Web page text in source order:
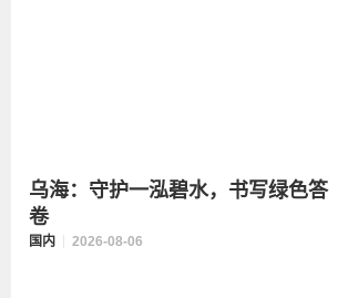
乌海：守护一泓碧水，书写绿色答
卷
国内 2026-08-06